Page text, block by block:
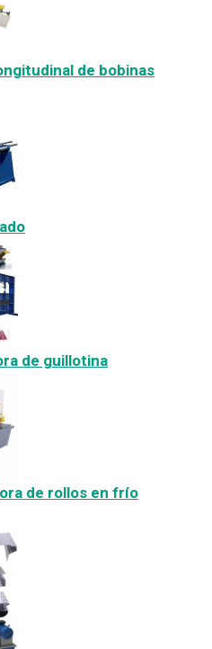
de bobinas
de guillotina
de rollos en frío